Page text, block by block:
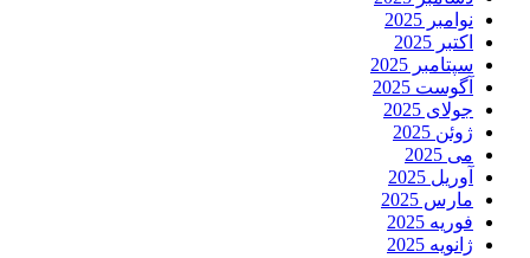
نوامبر 2025
اکتبر 2025
سپتامبر 2025
آگوست 2025
جولای 2025
ژوئن 2025
می 2025
آوریل 2025
مارس 2025
فوریه 2025
ژانویه 2025